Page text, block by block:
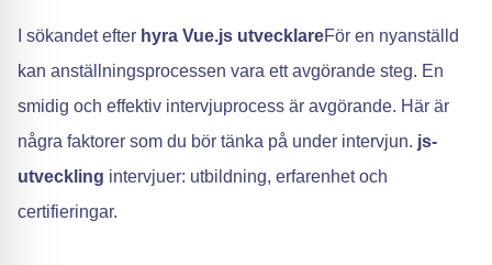
I sökandet efter hyra Vue.js utvecklareFör en nyanställd
kan anställningsprocessen vara ett avgörande steg. En
smidig och effektiv intervjuprocess är avgörande. Här är
några faktorer som du bör tänka på under intervjun. js-
utveckling intervjuer: utbildning, erfarenhet och
certifieringar.